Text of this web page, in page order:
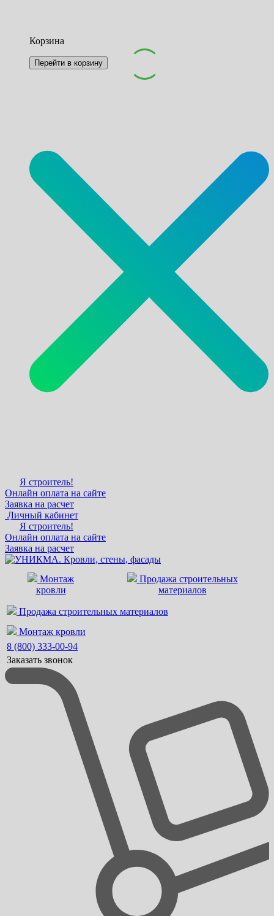
Корзина
Перейти в корзину
Я строитель!
Онлайн оплата на сайте
Заявка на расчет
Личный кабинет
Я строитель!
Онлайн оплата на сайте
Заявка на расчет
Монтаж
кровли
Продажа строительных
материалов
Продажа строительных материалов
Монтаж кровли
8 (800) 333-00-94
Заказать звонок